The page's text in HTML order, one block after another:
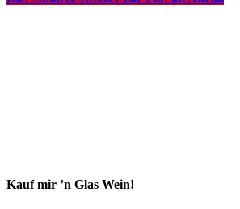
Kauf mir ’n Glas Wein!